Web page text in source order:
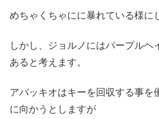
めちゃくちゃにに暴れている様に
しかし、ジョルノにはパープルヘ
あると考えます。
アバッキオはキーを回収する事を
に向かうとしますが